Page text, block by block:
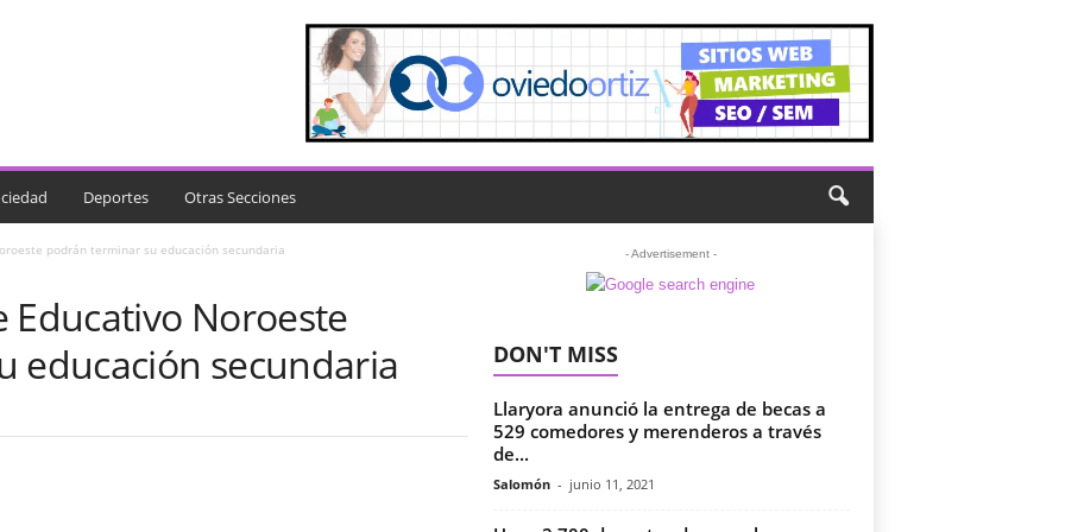
Deportes Otras Secciones
podrán terminar su educación secundaria
Educativo Noroeste
educación secundaria
- Advertisement -
DON'T MISS
Llaryora anunció la entrega de becas a
529 comedores y merenderos a través
de...
Salomón - junio 11, 2021